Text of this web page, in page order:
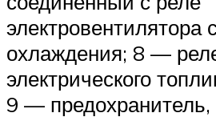
электровентилятора
охлаждения; 8 —
электрического
9 —